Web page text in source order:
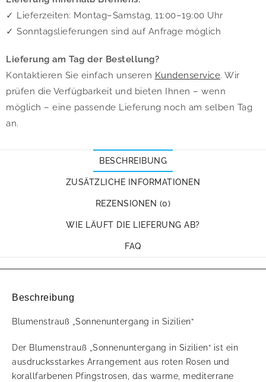
✓ Lieferzeiten: Montag–Samstag, 11:00–19:00 Uhr
✓ Sonntagslieferungen sind auf Anfrage möglich
Lieferung am Tag der Bestellung?
Kontaktieren Sie einfach unseren Kundenservice. Wir
prüfen die Verfügbarkeit und bieten Ihnen – wenn
möglich – eine passende Lieferung noch am selben Tag
an.
BESCHREIBUNG
ZUSÄTZLICHE INFORMATIONEN
REZENSIONEN (0)
WIE LÄUFT DIE LIEFERUNG AB?
FAQ
Beschreibung
Blumenstrauß „Sonnenuntergang in Sizilien“
Der Blumenstrauß „Sonnenuntergang in Sizilien“ ist ein
ausdrucksstarkes Arrangement aus roten Rosen und
korallfarbenen Pfingstrosen, das warme, mediterrane